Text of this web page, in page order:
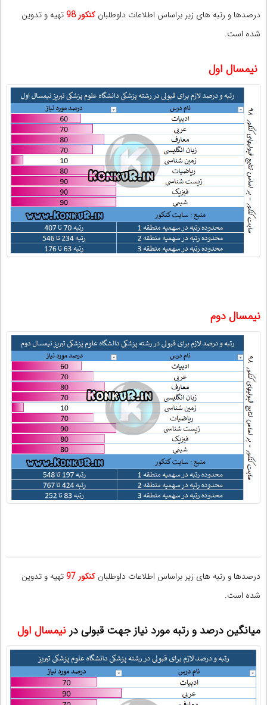
درصدها و رتبه های زیر براساس اطلاعات داوطلبان کنکور 98
تهیه و تدوین
شده است.
نیمسال اول
نیمسال دوم
درصدها و رتبه های زیر براساس اطلاعات داوطلبان کنکور 97
تهیه و تدوین
شده است.
میانگین درصد و رتبه مورد نیاز جهت قبولی در نیمسال اول